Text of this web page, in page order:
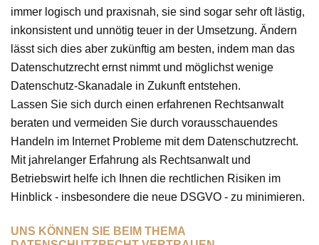
immer logisch und praxisnah, sie sind sogar sehr oft lästig,
inkonsistent und unnötig teuer in der Umsetzung. Ändern
lässt sich dies aber zukünftig am besten, indem man das
Datenschutzrecht ernst nimmt und möglichst wenige
Datenschutz-Skanadale in Zukunft entstehen.
Lassen Sie sich durch einen erfahrenen Rechtsanwalt
beraten und vermeiden Sie durch vorausschauendes
Handeln im Internet Probleme mit dem Datenschutzrecht.
Mit jahrelanger Erfahrung als Rechtsanwalt und
Betriebswirt helfe ich Ihnen die rechtlichen Risiken im
Hinblick - insbesondere die neue DSGVO - zu minimieren.
UNS KÖNNEN SIE BEIM THEMA